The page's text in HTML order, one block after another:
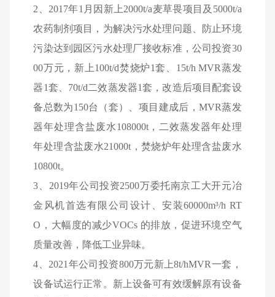
2
2017年1 月因新上2000t/a麦草畏项目及 5000t/a
农药制剂项目，为解决污水处理问题、防止环境
污染达到园区污水处理厂接收标准，公司投资30
00万元，新上100t/d焚烧炉1套、 15t/h MVR蒸发
器1套、 70t/d二效蒸发器1套，改造后项目配套设
备总数为150台（套）、项目建成后， MVR蒸发
器年处理含盐废水108000t，二效蒸发器年处理
年处理含盐废水21000t ，焚烧炉年处理含盐废水
10800t。
3
2019年公司投资2500万委托南京工大开元冶
金风机首选有限公司设计、安装60000m³/h RT
O ，大幅度的减少VOCs 的排放，促进环境空气
质量改善，降低工业异味。
4
2021 年公司投资800万元新上8t/hMVR一套，
设备试运行正常。新上设备可有效缓解原有设备